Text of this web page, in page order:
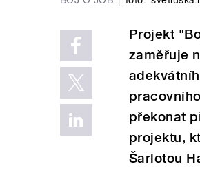
Projekt
zaměřuje
překonat
projektu,
Šarlotou